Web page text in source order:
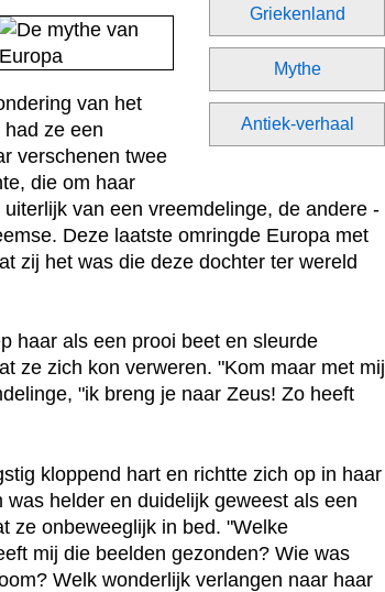
Griekenland
Mythe
Antiek-verhaal
van het
ze een
verschenen twee
die om haar
van een vreemdelinge, de andere -
Deze laatste omringde Europa met
zij het was die deze dochter ter wereld
haar als een prooi beet en sleurde
ze zich kon verweren. "Kom maar met mij
"ik breng je naar Zeus! Zo heeft
kloppend hart en richtte zich op in haar
helder en duidelijk geweest als een
ze onbeweeglijk in bed. "Welke
mij die beelden gezonden? Wie was
Welk wonderlijk verlangen naar haar